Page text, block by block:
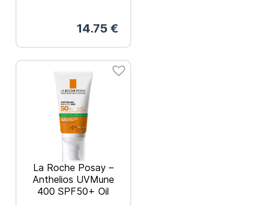
14.75 €
La Roche Posay –
Anthelios UVMune
400 SPF50+ Oil